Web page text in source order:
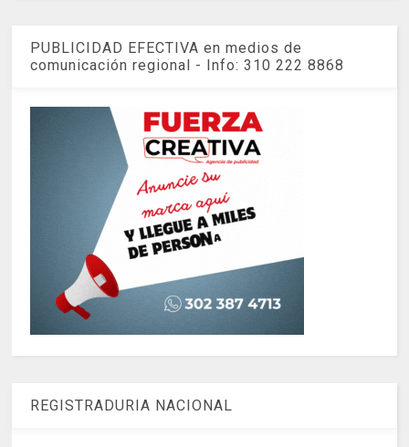
PUBLICIDAD EFECTIVA en medios de
comunicación regional - Info: 310 222 8868
REGISTRADURIA NACIONAL